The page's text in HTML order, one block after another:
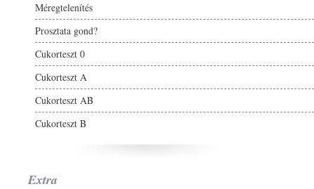
Méregtelenítés
Prosztata gond?
Cukorteszt 0
Cukorteszt A
Cukorteszt AB
Cukorteszt B
Extra